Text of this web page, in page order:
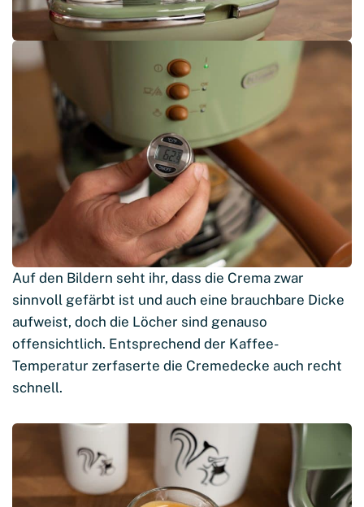
Auf den Bildern seht ihr, dass die Crema zwar
sinnvoll gefärbt ist und auch eine brauchbare Dicke
aufweist, doch die Löcher sind genauso
offensichtlich. Entsprechend der Kaffee-
Temperatur zerfaserte die Cremedecke auch recht
schnell.